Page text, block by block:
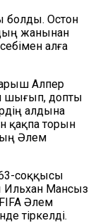
болды. Остон
жанынан
алға
Алпер
шығып, допты
алдына
қақпа торын
Әлем
соққысы
Ильхан Мансыз
Әлем
тіркелді.